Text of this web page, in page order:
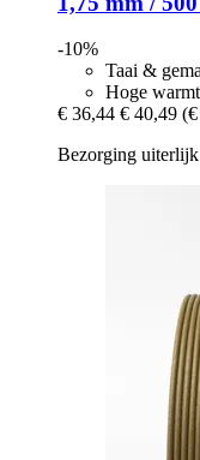
-10%
Taai &
Hoge
€ 36,44 € 40,49
Bezorging